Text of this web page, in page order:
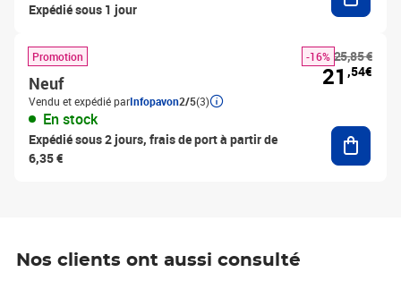
Expédié sous 1 jour
Promotion
Neuf
Vendu et expédié parInfopavon2/5(3)
En stock
Expédié sous 2 jours, frais de port à partir de
6,35 €
25,85 €
-16%
21 ,54€
Nos clients ont aussi consulté